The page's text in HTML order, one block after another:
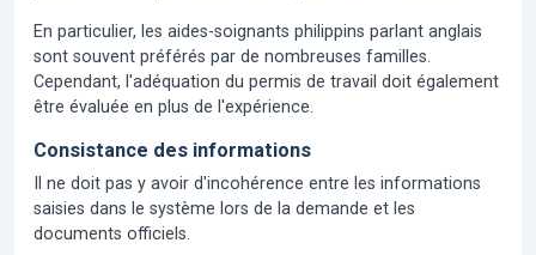
En particulier, les aides-soignants philippins parlant anglais
sont souvent préférés par de nombreuses familles.
Cependant, l'adéquation du permis de travail doit également
être évaluée en plus de l'expérience.
Consistance des informations
Il ne doit pas y avoir d'incohérence entre les informations
saisies dans le système lors de la demande et les
documents officiels.